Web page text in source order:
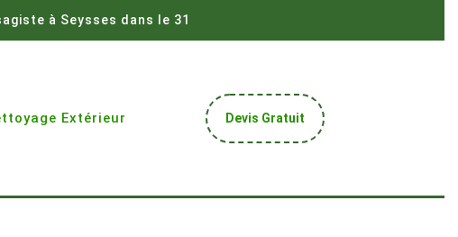
à Seysses dans le 31
Extérieur Devis Gratuit Get
A